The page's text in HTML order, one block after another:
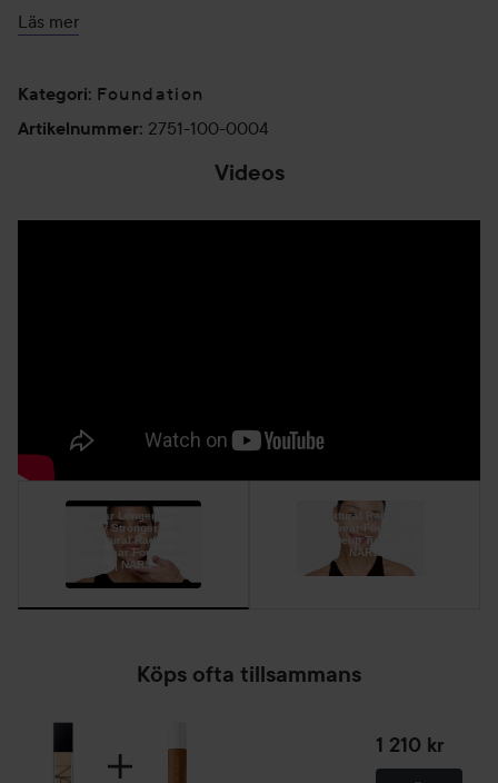
- Medium till full täckning
- Naturlig finish
- Skin Optemizing Complex
- Lämplig för normal, kombinerad och fet hud
"How to Use" NARS Natural Radiant Longwear Foundation
Läs mer
Kategori: Foundation
Artikelnummer: 2751-100-0004
Videos
Wear Longer And
Stay Stronger with
Natural Radiant
Longwear Foundation
| NARS
01:28
Natural Radiant
Longwear Foundation
Makeup Tutorial |
NARS
01:27
Köps ofta tillsammans
1 210 kr